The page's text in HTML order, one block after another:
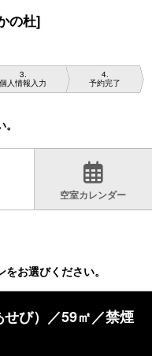
の杜]
3
個人情報入力
4
予約完了
空室カレンダー
お選びください。
せび）／59㎡／禁煙